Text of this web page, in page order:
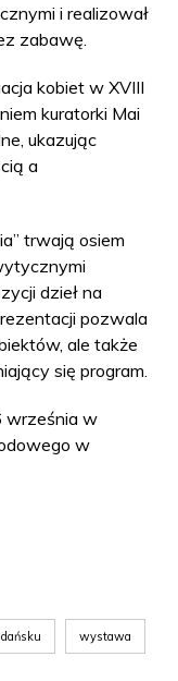
i realizował
zabawę.
kobiet w XVIII
kuratorki Mai
ukazując
a
trwają osiem
dzieł na
pozwala
ale także
się program.
września w
w
wystawa